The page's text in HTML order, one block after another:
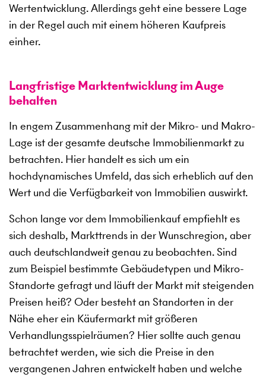
Wertentwicklung. Allerdings geht eine bessere Lage
in der Regel auch mit einem höheren Kaufpreis
einher.
Langfristige Marktentwicklung im Auge
behalten
In engem Zusammenhang mit der Mikro- und Makro-
Lage ist der gesamte deutsche Immobilienmarkt zu
betrachten. Hier handelt es sich um ein
hochdynamisches Umfeld, das sich erheblich auf den
Wert und die Verfügbarkeit von Immobilien auswirkt.
Schon lange vor dem Immobilienkauf empfiehlt es
sich deshalb, Markttrends in der Wunschregion, aber
auch deutschlandweit genau zu beobachten. Sind
zum Beispiel bestimmte Gebäudetypen und Mikro-
Standorte gefragt und läuft der Markt mit steigenden
Preisen heiß? Oder besteht an Standorten in der
Nähe eher ein Käufermarkt mit größeren
Verhandlungsspielräumen? Hier sollte auch genau
betrachtet werden, wie sich die Preise in den
vergangenen Jahren entwickelt haben und welche